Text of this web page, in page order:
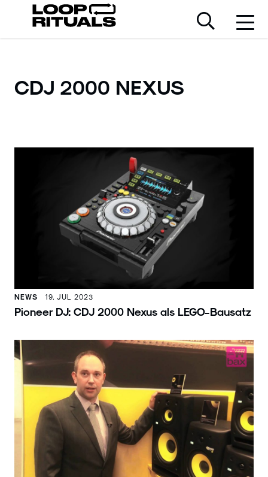
CDJ 2000 NEXUS
NEWS 19. JUL 2023
Pioneer DJ: CDJ 2000 Nexus als LEGO-Bausatz